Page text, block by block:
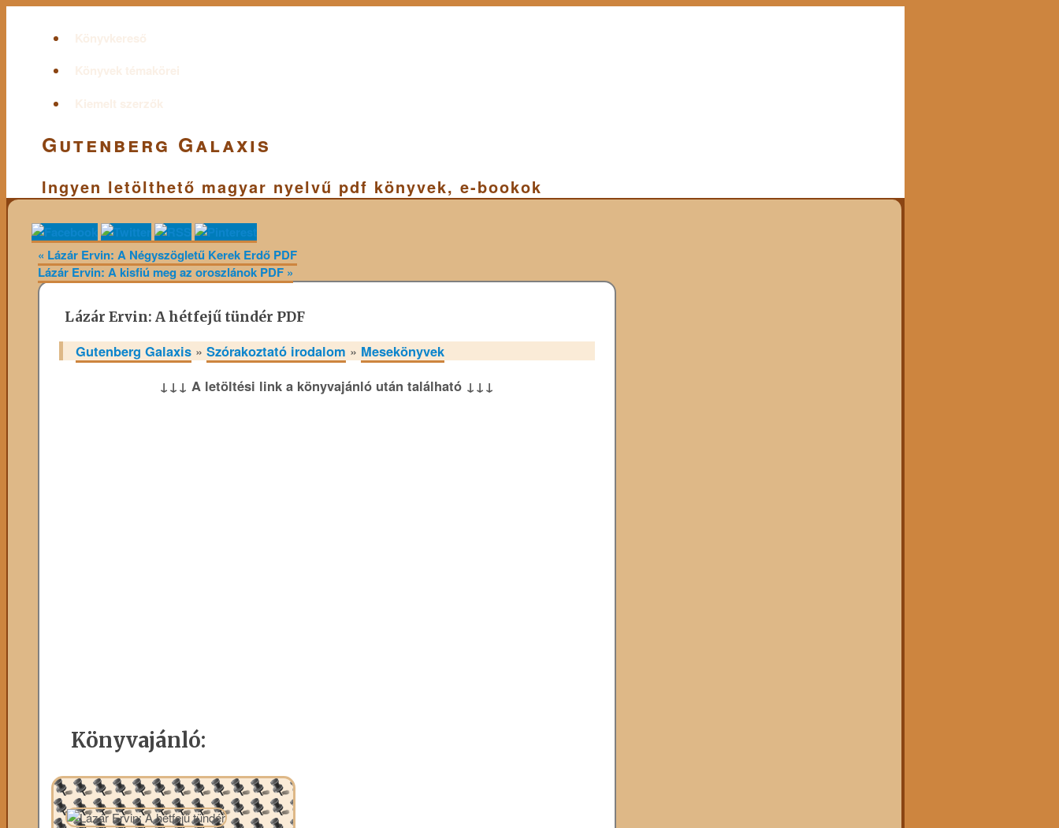
Könyvkereső
Könyvek témakörei
Kiemelt szerzők
Gutenberg Galaxis
Ingyen letölthető magyar nyelvű pdf könyvek, e-bookok
« Lázár Ervin: A Négyszögletű Kerek Erdő PDF
Lázár Ervin: A kisfiú meg az oroszlánok PDF »
Lázár Ervin: A hétfejű tündér PDF
Gutenberg Galaxis » Szórakoztató irodalom » Mesekönyvek
↓↓↓ A letöltési link a könyvajánló után található ↓↓↓
Könyvajánló: